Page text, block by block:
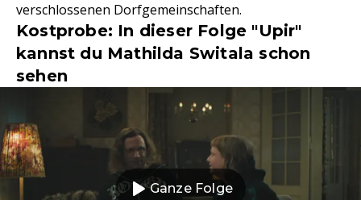
verschlossenen Dorfgemeinschaften.
Kostprobe: In dieser Folge "Upir"
kannst du Mathilda Switala schon
sehen
Ganze Folge